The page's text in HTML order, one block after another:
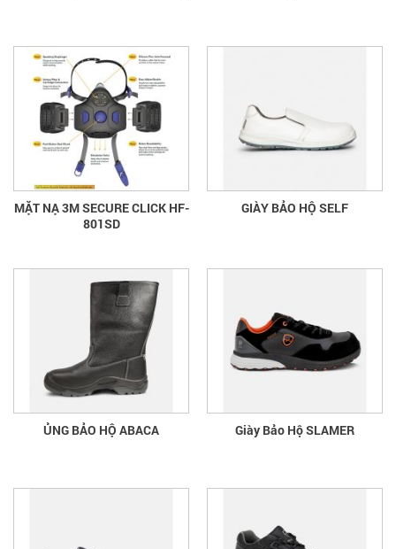
MẶT NẠ 3M SECURE CLICK HF-
801SD
GIÀY BẢO HỘ SELF
ỦNG BẢO HỘ ABACA Giày Bảo Hộ SLAMER